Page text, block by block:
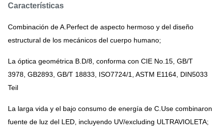
Características
Combinación de A.Perfect de aspecto hermoso y del diseño
estructural de los mecánicos del cuerpo humano;
La óptica geométrica B.D/8, conforma con CIE No.15, GB/T
3978, GB2893, GB/T 18833, ISO7724/1, ASTM E1164, DIN5033
Teil
La larga vida y el bajo consumo de energía de C.Use combinaron
fuente de luz del LED, incluyendo UV/excluding ULTRAVIOLETA;